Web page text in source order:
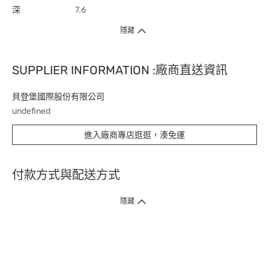
深 7.6
隱藏
SUPPLIER INFORMATION :廠商直送資訊
貝登堡國際股份有限公司
undefined
進入廠商專店逛逛，湊免運
付款方式與配送方式
隱藏